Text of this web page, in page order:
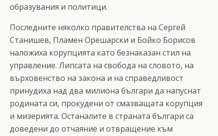
образувания и политици.
Последните няколко правителства на Сергей
Станишев, Пламен Орешарски и Бойко Борисов
наложиха корупцията като безнаказан стил на
управление. Липсата на свобода на словото, на
върховенство на закона и на справедливост
принудиха над два милиона българи да напуснат
родината си, прокудени от смазващата корупция
и мизерията. Останалите в страната българи са
доведени до отчаяние и отвращение към